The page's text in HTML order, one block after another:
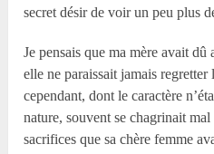
secret désir de voir un peu plus
Je pensais que ma mère avait
elle ne paraissait jamais regretter
cependant, dont le caractère
nature, souvent se chagrinait
sacrifices que sa chère femme